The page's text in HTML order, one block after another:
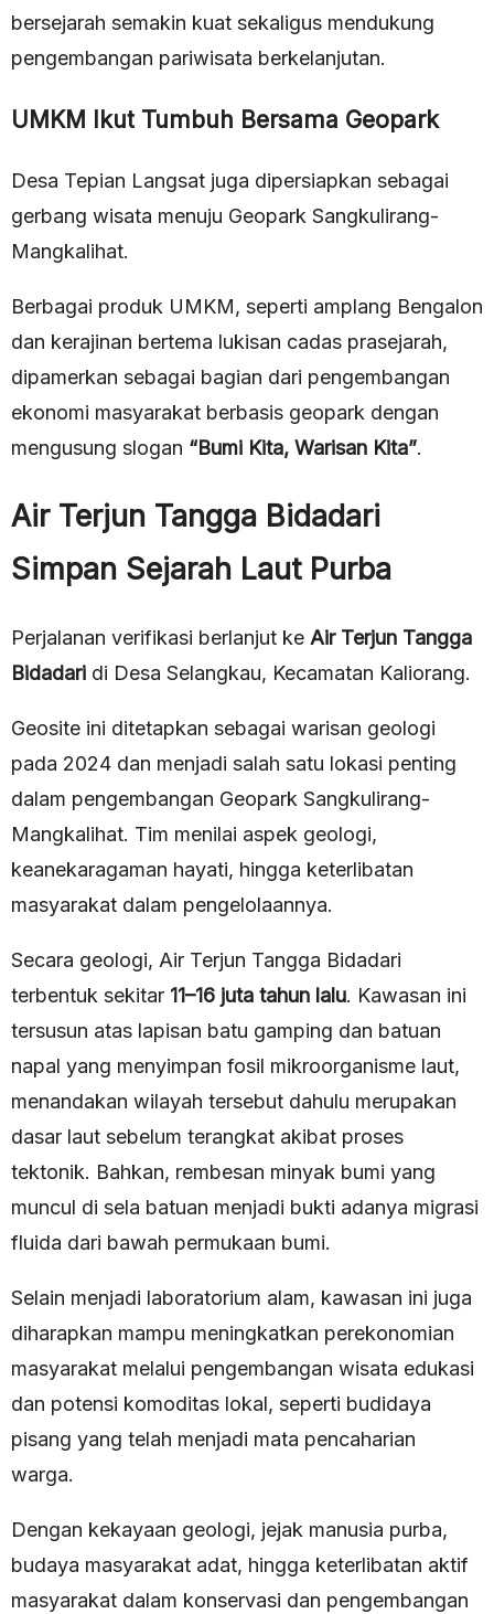
bersejarah semakin kuat sekaligus mendukung
pengembangan pariwisata berkelanjutan.
UMKM Ikut Tumbuh Bersama Geopark
Desa Tepian Langsat juga dipersiapkan sebagai
gerbang wisata menuju Geopark Sangkulirang-
Mangkalihat.
Berbagai produk UMKM, seperti amplang Bengalon
dan kerajinan bertema lukisan cadas prasejarah,
dipamerkan sebagai bagian dari pengembangan
ekonomi masyarakat berbasis geopark dengan
mengusung slogan “Bumi Kita, Warisan Kita”.
Air Terjun Tangga Bidadari
Simpan Sejarah Laut Purba
Perjalanan verifikasi berlanjut ke Air Terjun Tangga
Bidadari di Desa Selangkau, Kecamatan Kaliorang.
Geosite ini ditetapkan sebagai warisan geologi
pada 2024 dan menjadi salah satu lokasi penting
dalam pengembangan Geopark Sangkulirang-
Mangkalihat. Tim menilai aspek geologi,
keanekaragaman hayati, hingga keterlibatan
masyarakat dalam pengelolaannya.
Secara geologi, Air Terjun Tangga Bidadari
terbentuk sekitar 11–16 juta tahun lalu. Kawasan ini
tersusun atas lapisan batu gamping dan batuan
napal yang menyimpan fosil mikroorganisme laut,
menandakan wilayah tersebut dahulu merupakan
dasar laut sebelum terangkat akibat proses
tektonik. Bahkan, rembesan minyak bumi yang
muncul di sela batuan menjadi bukti adanya migrasi
fluida dari bawah permukaan bumi.
Selain menjadi laboratorium alam, kawasan ini juga
diharapkan mampu meningkatkan perekonomian
masyarakat melalui pengembangan wisata edukasi
dan potensi komoditas lokal, seperti budidaya
pisang yang telah menjadi mata pencaharian
warga.
Dengan kekayaan geologi, jejak manusia purba,
budaya masyarakat adat, hingga keterlibatan aktif
masyarakat dalam konservasi dan pengembangan